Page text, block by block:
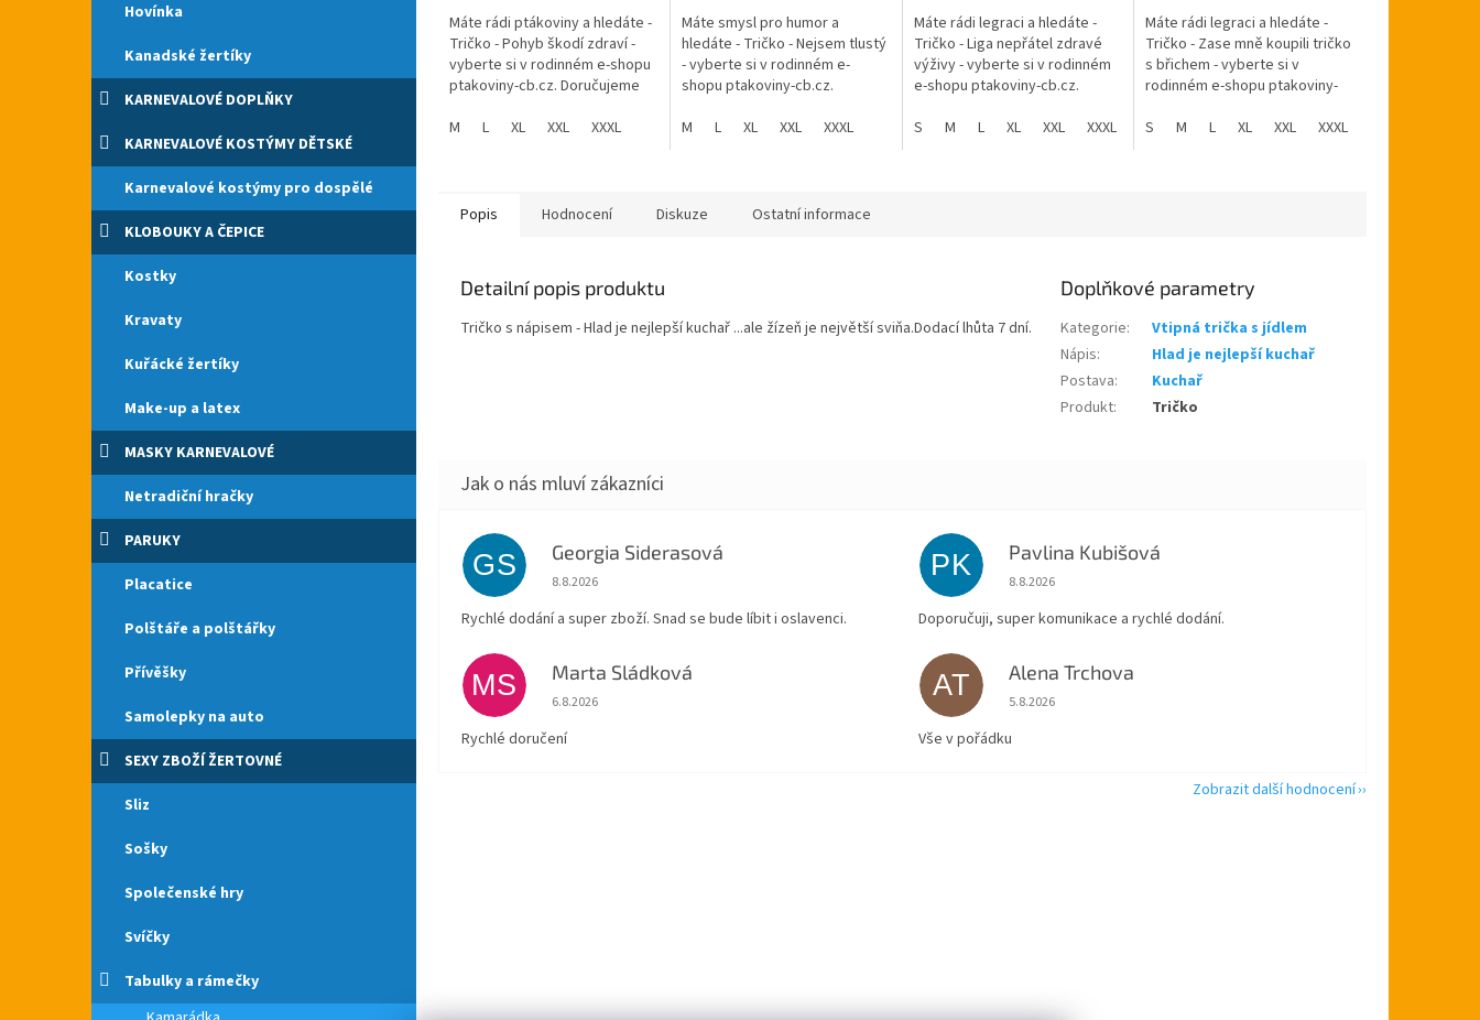
Hovínka
Kanadské žertíky
KARNEVALOVÉ DOPLŇKY
KARNEVALOVÉ KOSTÝMY DĚTSKÉ
Karnevalové kostýmy pro dospělé
KLOBOUKY A ČEPICE
Kostky
Kravaty
Kuřácké žertíky
Make-up a latex
MASKY KARNEVALOVÉ
Netradiční hračky
PARUKY
Placatice
Polštáře a polštářky
Přívěšky
Samolepky na auto
SEXY ZBOŽÍ ŽERTOVNÉ
Sliz
Sošky
Společenské hry
Svíčky
Tabulky a rámečky
Máte rádi ptákoviny a hledáte -
Tričko - Pohyb škodí zdraví -
vyberte si v rodinném e-shopu
ptakoviny-cb.cz. Doručujeme
Tričko s nápisem - Pohyb
M L XL XXL XXXL
Máte smysl pro humor a
hledáte - Tričko - Nejsem tlustý
- vyberte si v rodinném e-
shopu ptakoviny-cb.cz.
republice. Tričko s nápisem -
M L XL XXL XXXL
Máte rádi legraci a hledáte -
Tričko - Liga nepřátel zdravé
výživy - vyberte si v rodinném
e-shopu ptakoviny-cb.cz.
republice. Tričko s obrázkem
S M L XL XXL XXXL
Máte rádi legraci a hledáte -
Tričko - Zase mně koupili tričko
s břichem - vyberte si v
rodinném e-shopu ptakoviny-
České republice. Tričko s
S M L XL XXL XXXL
Popis Hodnocení Diskuze Ostatní informace
Detailní popis produktu
Tričko s nápisem - Hlad je nejlepší kuchař ...ale žízeň je největší sviňa.Dodací lhůta 7 dní.
Doplňkové parametry
Kategorie:
Vtipná trička s jídlem
Nápis:
Hlad je nejlepší kuchař
Postava:
Kuchař
Produkt: Tričko
GS Georgia Siderasová
Hodnocení obchodu je 5 z 5 hvězdiček.
8.8.2026
Rychlé dodání a super zboží. Snad se bude líbit i oslavenci.
PK Pavlina Kubišová
Hodnocení obchodu je 5 z 5 hvězdiček.
8.8.2026
Doporučuji, super komunikace a rychlé dodání.
MS Marta Sládková
Hodnocení obchodu je 5 z 5 hvězdiček.
6.8.2026
Rychlé doručení
AT Alena Trchova
Hodnocení obchodu je 5 z 5 hvězdiček.
5.8.2026
Vše v pořádku
Zobrazit další hodnocení